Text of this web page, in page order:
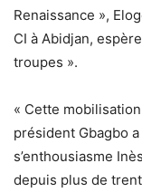
Renaissance »,
CI à Abidjan,
troupes ».
« Cette
président Gbagbo
s’enthousiasme
depuis plus de